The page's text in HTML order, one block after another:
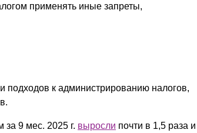
применять иные запреты,
к администрированию налогов,
9 мес. 2025 г. выросли почти в 1,5 раза и